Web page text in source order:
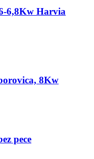
6,8Kw Harvia
8Kw
pece